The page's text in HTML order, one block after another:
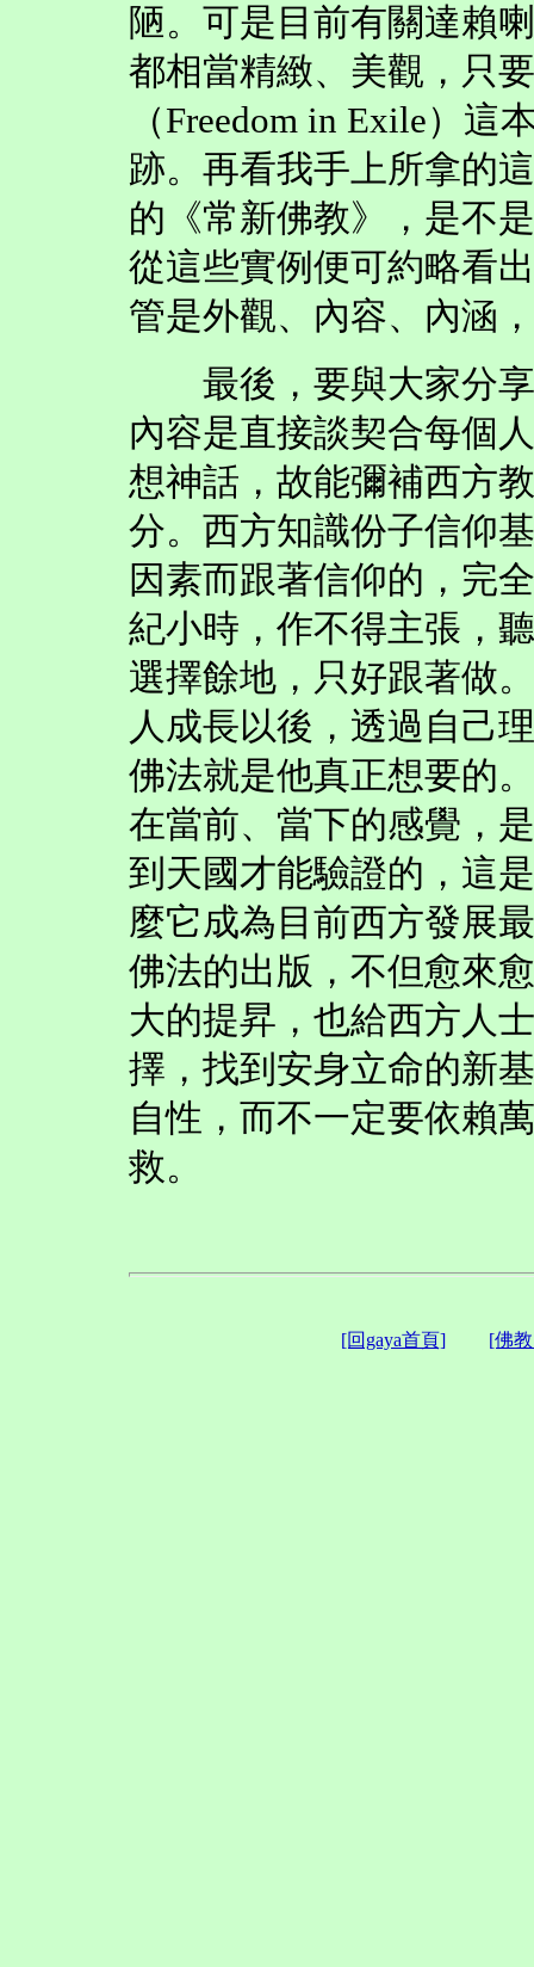
陋。可是目前有關達賴
都相當精緻、美觀，只
（Freedom in Exile）
跡。再看我手上所拿的
的《常新佛教》，是不
從這些實例便可約略看
管是外觀、內容、內涵
最後，要與大家分享
內容是直接談契合每個
想神話，故能彌補西方
分。西方知識份子信仰
因素而跟著信仰的，完
紀小時，作不得主張，
選擇餘地，只好跟著做
人成長以後，透過自己
佛法就是他真正想要的
在當前、當下的感覺，
到天國才能驗證的，這
麼它成為目前西方發展
佛法的出版，不但愈來
大的提昇，也給西方人
擇，找到安身立命的新
自性，而不一定要依賴
救。
[回gaya首頁] [佛